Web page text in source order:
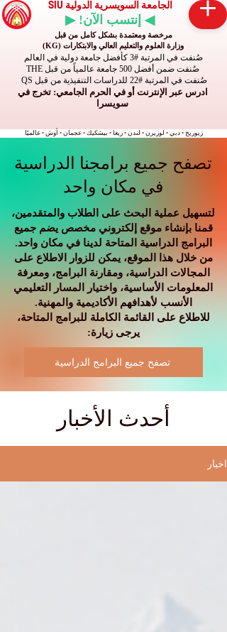
الجامعة السويسرية الدولية SIU
◀ إنتسب الآن! ▶
مرخصة ومعتمدة بشكل كامل من قبل
وزارة العلوم والتعليم العالي والابتكارات (KG)
صُنفت في المرتبة #3 كأفضل جامعة دولية في العالم
صُنفت ضمن أفضل 500 جامعة عالمياً من قبل THE
صُنفت في المرتبة #22 للدراسات التنفيذية من قبل QS
ادرس عبر الإنترنت أو في الحرم الجامعي: تخرج في
سويسرا
زيوريخ • دبي • لوزيرن • لندن • ريغا • بيشكيك • عجمان • أوش • عالميًا
تصفح جميع برامجنا الدراسية
في مكان واحد
لتسهيل عملية البحث على الطلاب والمتقدمين،
قمنا بإنشاء موقع إلكتروني مخصص يضم جميع
البرامج الدراسية المتاحة لدينا في مكان واحد.
من خلال هذا الموقع، يمكن للزوار الاطلاع على
المجالات الدراسية، ومقارنة البرامج، ومعرفة
المعلومات الأساسية، واختيار المسار التعليمي
الأنسب لأهدافهم الأكاديمية والمهنية.
للاطلاع على القائمة الكاملة للبرامج المتاحة،
يرجى زيارة:
تصفح جميع البرامج الدراسية
أحدث الأخبار
اخبار